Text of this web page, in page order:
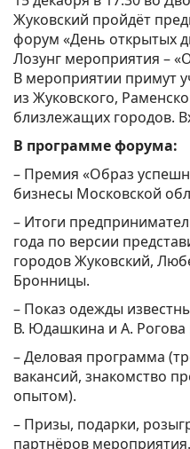
Жуковский пройдёт
форум «День открытых
Лозунг мероприятия –
В мероприятии примут
из Жуковского,
близлежащих городов.
В программе форума:
– Премия «Образ
бизнесы Московской
– Итоги
года по версии
городов Жуковский,
Бронницы.
– Показ одежды
В. Юдашкина и А. Рогова
– Деловая программа
вакансий, знакомство
опытом).
– Призы, подарки,
партнёров мероприятия.